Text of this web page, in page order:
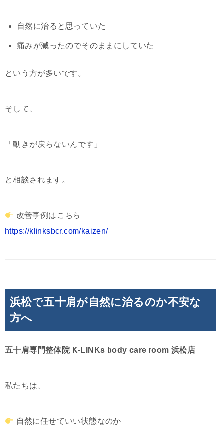
自然に治ると思っていた
痛みが減ったのでそのままにしていた
という方が多いです。
そして、
「動きが戻らないんです」
と相談されます。
改善事例はこちら
https://klinksbcr.com/kaizen/
浜松で五十肩が自然に治るのか不安な
方へ
五十肩専門整体院 K-LINKs body care room 浜松店
私たちは、
自然に任せていい状態なのか